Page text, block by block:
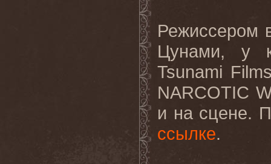
Режиссером
Цунами, у
Tsunami
NARCOTIC
и на сцене.
ссылке.